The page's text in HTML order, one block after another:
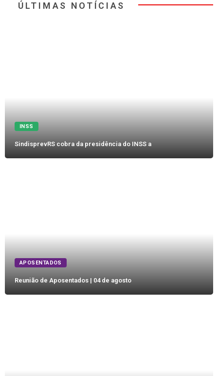
ÚLTIMAS NOTÍCIAS
INSS
SindisprevRS cobra da presidência do INSS a
APOSENTADOS
Reunião de Aposentados | 04 de agosto